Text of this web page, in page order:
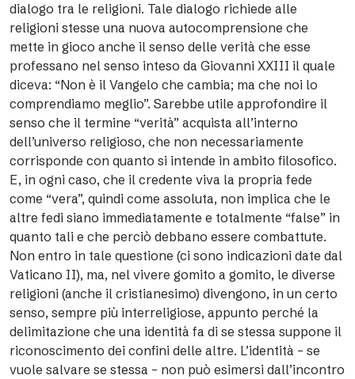
dialogo tra le religioni. Tale dialogo richiede alle
religioni stesse una nuova autocomprensione che
mette in gioco anche il senso delle verità che esse
professano nel senso inteso da Giovanni XXIII il quale
diceva: “Non è il Vangelo che cambia; ma che noi lo
comprendiamo meglio”. Sarebbe utile approfondire il
senso che il termine “verità” acquista all’interno
dell’universo religioso, che non necessariamente
corrisponde con quanto si intende in ambito filosofico.
E, in ogni caso, che il credente viva la propria fede
come “vera”, quindi come assoluta, non implica che le
altre fedi siano immediatamente e totalmente “false” in
quanto tali e che perciò debbano essere combattute.
Non entro in tale questione (ci sono indicazioni date dal
Vaticano II), ma, nel vivere gomito a gomito, le diverse
religioni (anche il cristianesimo) divengono, in un certo
senso, sempre più interreligiose, appunto perché la
delimitazione che una identità fa di se stessa suppone il
riconoscimento dei confini delle altre. L’identità – se
vuole salvare se stessa – non può esimersi dall’incontro